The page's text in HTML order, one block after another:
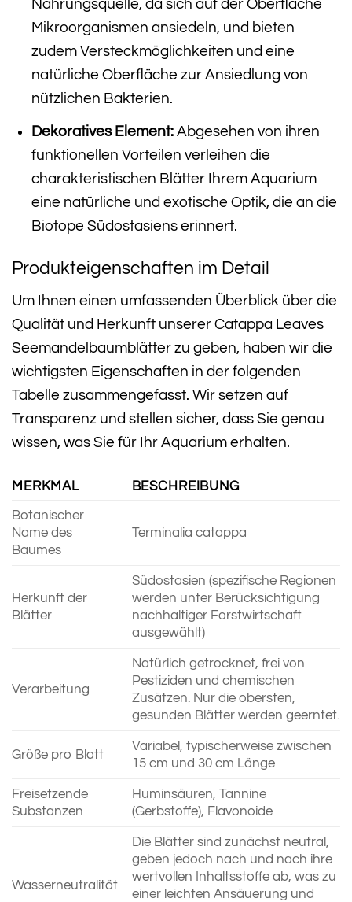
Nahrungsquelle, da sich auf der Oberfläche
Mikroorganismen ansiedeln, und bieten
zudem Versteckmöglichkeiten und eine
natürliche Oberfläche zur Ansiedlung von
nützlichen Bakterien.
Dekoratives Element:Abgesehen von ihren
funktionellen Vorteilen verleihen die
charakteristischen Blätter Ihrem Aquarium
eine natürliche und exotische Optik, die an die
Biotope Südostasiens erinnert.
Produkteigenschaften im Detail
Um Ihnen einen umfassenden Überblick über die
Qualität und Herkunft unserer Catappa Leaves
Seemandelbaumblätter zu geben, haben wir die
wichtigsten Eigenschaften in der folgenden
Tabelle zusammengefasst. Wir setzen auf
Transparenz und stellen sicher, dass Sie genau
wissen, was Sie für Ihr Aquarium erhalten.
MERKMAL BESCHREIBUNG
Botanischer
Name des
Baumes
Terminalia catappa
Herkunft der
Blätter
Südostasien (spezifische Regionen
werden unter Berücksichtigung
nachhaltiger Forstwirtschaft
ausgewählt)
Verarbeitung
Natürlich getrocknet, frei von
Pestiziden und chemischen
Zusätzen. Nur die obersten,
gesunden Blätter werden geerntet.
Größe pro Blatt
Variabel, typischerweise zwischen
15 cm und 30 cm Länge
Freisetzende
Substanzen
Huminsäuren, Tannine
(Gerbstoffe), Flavonoide
Wasserneutralität
Die Blätter sind zunächst neutral,
geben jedoch nach und nach ihre
wertvollen Inhaltsstoffe ab, was zu
einer leichten Ansäuerung und